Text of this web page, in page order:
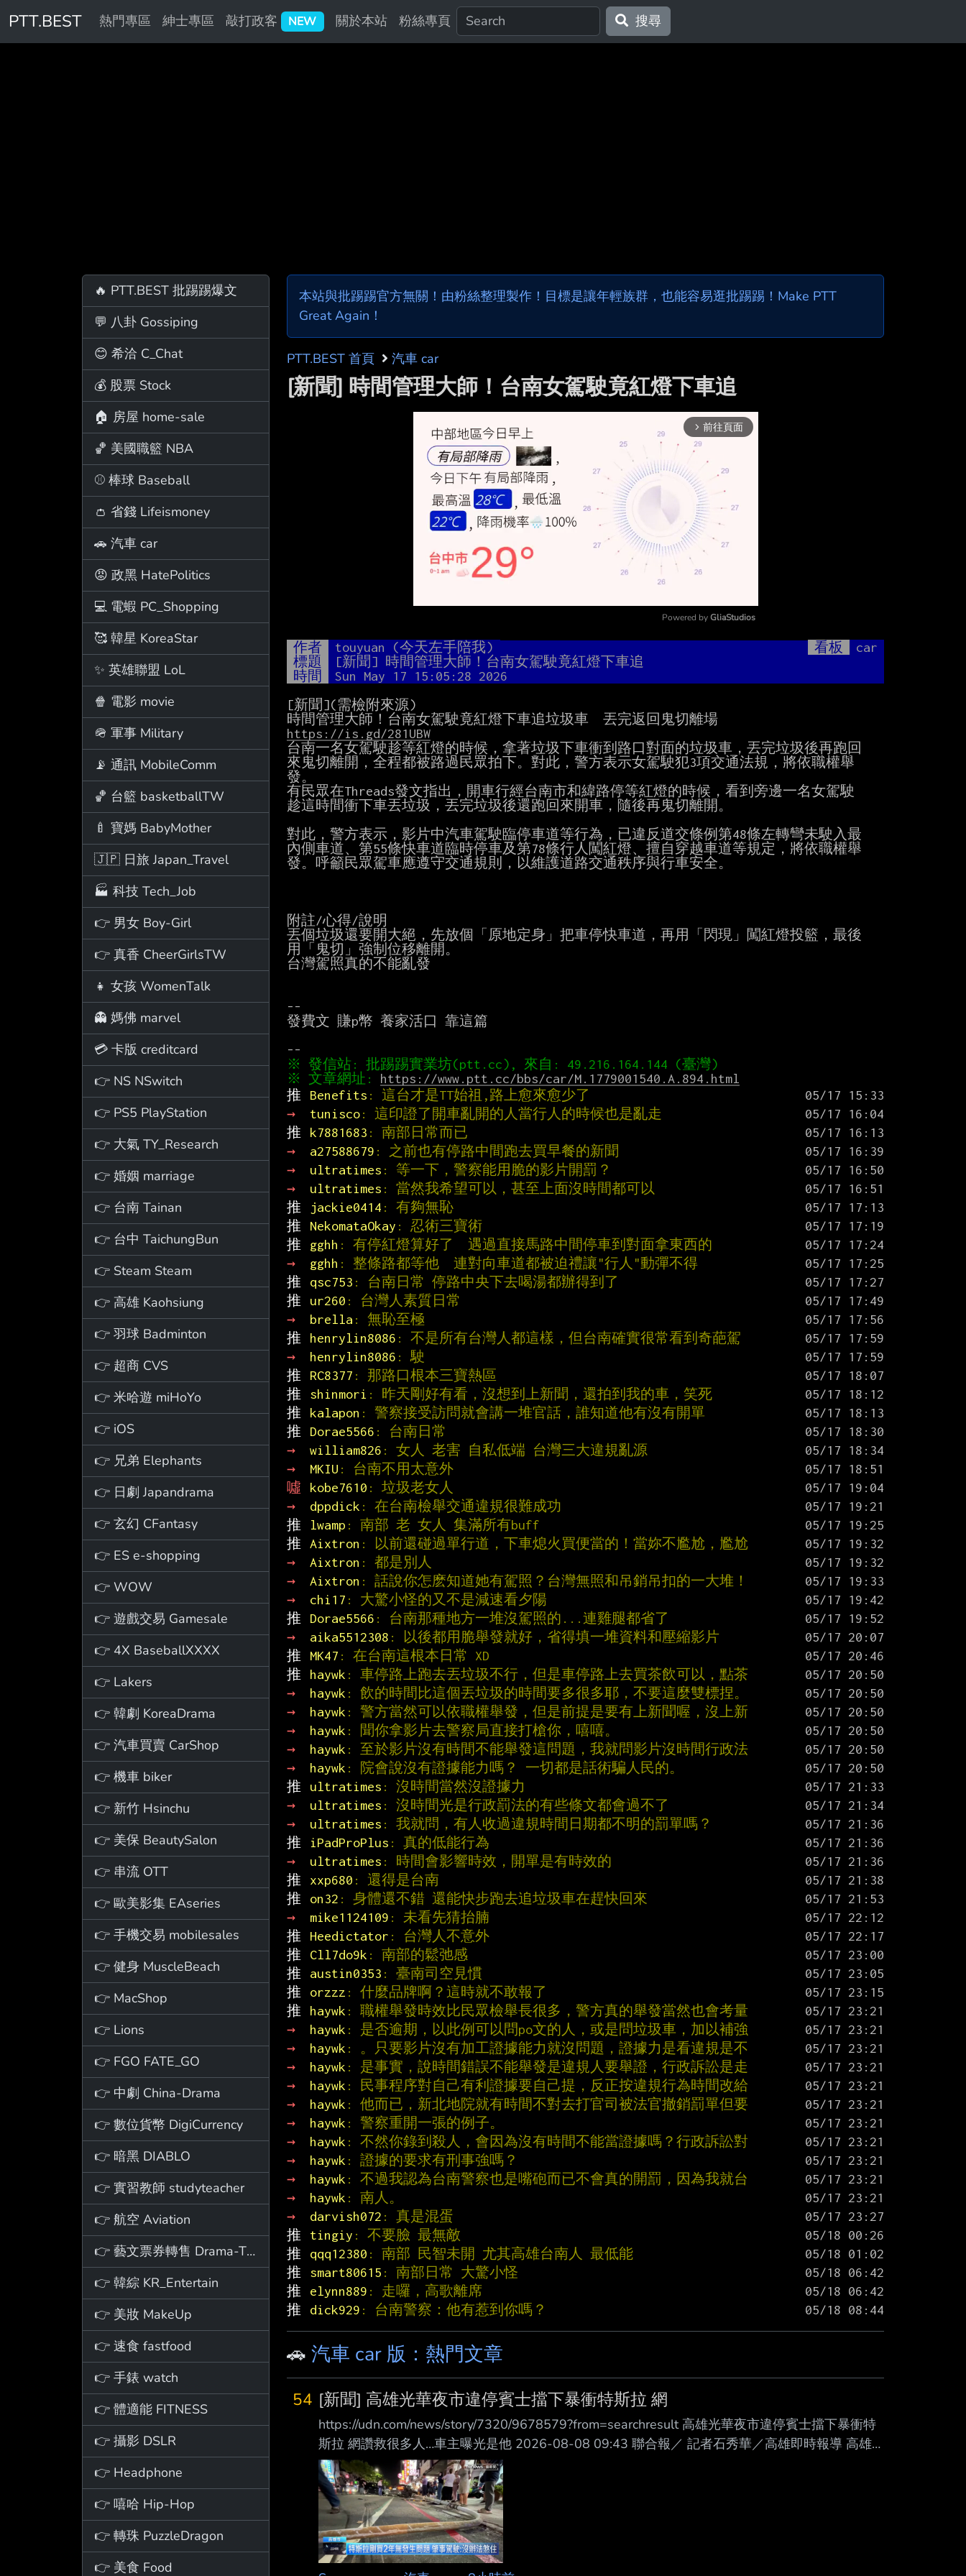
PTT.BEST 熱門專區 紳士專區 敲打政客 NEW 關於本站 粉絲專頁 搜尋
🔥 PTT.BEST 批踢踢爆文
💬 八卦 Gossiping
😊 希洽 C_Chat
💰 股票 Stock
🏠 房屋 home-sale
🏀 美國職籃 NBA
⚾ 棒球 Baseball
👛 省錢 Lifeismoney
🚗 汽車 car
😡 政黑 HatePolitics
💻 電蝦 PC_Shopping
🥰 韓星 KoreaStar
✨ 英雄聯盟 LoL
🍿 電影 movie
🪖 軍事 Military
📡 通訊 MobileComm
🏀 台籃 basketballTW
🍼 寶媽 BabyMother
🇯🇵 日旅 Japan_Travel
🏭 科技 Tech_Job
👉 男女 Boy-Girl
👉 真香 CheerGirlsTW
👧 女孩 WomenTalk
👻 媽佛 marvel
💳 卡版 creditcard
👉 NS NSwitch
👉 PS5 PlayStation
👉 大氣 TY_Research
👉 婚姻 marriage
👉 台南 Tainan
👉 台中 TaichungBun
👉 Steam Steam
👉 高雄 Kaohsiung
👉 羽球 Badminton
👉 超商 CVS
👉 米哈遊 miHoYo
👉 iOS
👉 兄弟 Elephants
👉 日劇 Japandrama
👉 玄幻 CFantasy
👉 ES e-shopping
👉 WOW
👉 遊戲交易 Gamesale
👉 4X BaseballXXXX
👉 Lakers
👉 韓劇 KoreaDrama
👉 汽車買賣 CarShop
👉 機車 biker
👉 新竹 Hsinchu
👉 美保 BeautySalon
👉 串流 OTT
👉 歐美影集 EAseries
👉 手機交易 mobilesales
👉 健身 MuscleBeach
👉 MacShop
👉 Lions
👉 FGO FATE_GO
👉 中劇 China-Drama
👉 數位貨幣 DigiCurrency
👉 暗黑 DIABLO
👉 實習教師 studyteacher
👉 航空 Aviation
👉 藝文票券轉售 Drama-Ticket
👉 韓綜 KR_Entertain
👉 美妝 MakeUp
👉 速食 fastfood
👉 手錶 watch
👉 體適能 FITNESS
👉 攝影 DSLR
👉 Headphone
👉 嘻哈 Hip-Hop
👉 轉珠 PuzzleDragon
👉 美食 Food
本站與批踢踢官方無關！由粉絲整理製作！目標是讓年輕族群，也能容易逛批踢踢！Make PTT
Great Again！
PTT.BEST 首頁 汽車 car
[新聞] 時間管理大師！台南女駕駛竟紅燈下車追
arrow_forward_ios 前往頁面
Powered by GliaStudios
作者 touyuan (今天左手陪我) 看板
car
標題
[新聞] 時間管理大師！台南女駕駛竟紅燈下車追
時間
Sun May 17 15:05:28 2026
[新聞](需檢附來源)
https://is.gd/281UBW
台南一名女駕駛趁等紅燈的時候，拿著垃圾下車衝到路口對面的垃圾車，丟完垃圾後再跑回
來鬼切離開，全程都被路過民眾拍下。對此，警方表示女駕駛犯3項交通法規，將依職權舉
發。
有民眾在Threads發文指出，開車行經台南市和緯路停等紅燈的時候，看到旁邊一名女駕駛
趁這時間衝下車丟垃圾，丟完垃圾後還跑回來開車，隨後再鬼切離開。
對此，警方表示，影片中汽車駕駛臨停車道等行為，已違反道交條例第48條左轉彎未駛入最
內側車道、第55條快車道臨時停車及第78條行人闖紅燈、擅自穿越車道等規定，將依職權舉
發。呼籲民眾駕車應遵守交通規則，以維護道路交通秩序與行車安全。
附註/心得/說明
丟個垃圾還要開大絕，先放個「原地定身」把車停快車道，再用「閃現」闖紅燈投籃，最後
用「鬼切」強制位移離開。
台灣駕照真的不能亂發
--
發費文 賺p幣 養家活口 靠這篇
※ 文章網址: https://www.ptt.cc/bbs/car/M.1779001540.A.894.html
推
Benefits : 這台才是TT始祖,路上愈來愈少了
→
tunisco: 這印證了開車亂開的人當行人的時候也是亂走
推
k7881683 : 南部日常而已
→
a27588679 : 之前也有停路中間跑去買早餐的新聞
→
ultratimes : 等一下，警察能用脆的影片開罰？
→
ultratimes : 當然我希望可以，甚至上面沒時間都可以
推
jackie0414 : 有夠無恥
推
NekomataOkay : 忍術三寶術
推
gghh : 有停紅燈算好了  遇過直接馬路中間停車到對面拿東西的
→
gghh : 整條路都等他  連對向車道都被迫禮讓"行人"動彈不得
推
qsc753 : 台南日常 停路中央下去喝湯都辦得到了
推
ur260 : 台灣人素質日常
→
brella : 無恥至極
推
henrylin8086 : 不是所有台灣人都這樣，但台南確實很常看到奇葩駕
→
henrylin8086 : 駛
推
RC8377 : 那路口根本三寶熱區
推
shinmori : 昨天剛好有看，沒想到上新聞，還拍到我的車，笑死
推
kalapon : 警察接受訪問就會講一堆官話，誰知道他有沒有開單
推
Dorae5566 : 台南日常
→
william826 : 女人 老害 自私低端 台灣三大違規亂源
→
MKIU : 台南不用太意外
噓
kobe7610 : 垃圾老女人
→
dppdick : 在台南檢舉交通違規很難成功
推
lwamp : 南部 老 女人 集滿所有buff
推 Aixtron : 以前還碰過單行道，下車熄火買便當的！當妳不尷尬，尷尬
→
Aixtron : 都是別人
→
Aixtron : 話說你怎麽知道她有駕照？台灣無照和吊銷吊扣的一大堆！
→
chi17 : 大驚小怪的又不是減速看夕陽
推
Dorae5566 : 台南那種地方一堆沒駕照的...連雞腿都省了
→
aika5512308 : 以後都用脆舉發就好，省得填一堆資料和壓縮影片
推
MK47 : 在台南這根本日常 XD
推
haywk : 車停路上跑去丟垃圾不行，但是車停路上去買茶飲可以，點茶
→
haywk : 飲的時間比這個丟垃圾的時間要多很多耶，不要這麼雙標捏。
→
haywk : 警方當然可以依職權舉發，但是前提是要有上新聞喔，沒上新
→
haywk : 聞你拿影片去警察局直接打槍你，嘻嘻。
→
haywk : 至於影片沒有時間不能舉發這問題，我就問影片沒時間行政法
→
haywk : 院會說沒有證據能力嗎？ 一切都是話術騙人民的。
推
ultratimes : 沒時間當然沒證據力
→
ultratimes : 沒時間光是行政罰法的有些條文都會過不了
→
ultratimes : 我就問，有人收過違規時間日期都不明的罰單嗎？
推
iPadProPlus : 真的低能行為
→
ultratimes : 時間會影響時效，開單是有時效的
推
xxp680 : 還得是台南
推
on32 : 身體還不錯 還能快步跑去追垃圾車在趕快回來
→
mike1124109 : 未看先猜抬腩
推
Heedictator : 台灣人不意外
推
Cll7do9k : 南部的鬆弛感
推
austin0353 : 臺南司空見慣
推
orzzz : 什麼品牌啊？這時就不敢報了
推
haywk : 職權舉發時效比民眾檢舉長很多，警方真的舉發當然也會考量
→
haywk : 是否逾期，以此例可以問po文的人，或是問垃圾車，加以補強
→
haywk : 。只要影片沒有加工證據能力就沒問題，證據力是看違規是不
→
haywk : 是事實，說時間錯誤不能舉發是違規人要舉證，行政訴訟是走
→
haywk : 民事程序對自己有利證據要自己提，反正按違規行為時間改給
→
haywk : 他而已，新北地院就有時間不對去打官司被法官撤銷罰單但要
→
haywk : 警察重開一張的例子。
→
haywk : 不然你錄到殺人，會因為沒有時間不能當證據嗎？行政訴訟對
→
haywk : 證據的要求有刑事強嗎？
→
haywk : 不過我認為台南警察也是嘴砲而已不會真的開罰，因為我就台
→
haywk : 南人。
→
darvish072 : 真是混蛋
推
tingiy : 不要臉 最無敵
推
qqq12380 : 南部 民智未開 尤其高雄台南人 最低能
推
smart80615 : 南部日常 大驚小怪
推
elynn889 : 走囉，高歌離席
推
dick929 : 台南警察：他有惹到你嗎？
🚗 汽車 car 版：熱門文章
54 [新聞] 高雄光華夜市違停賓士擋下暴衝特斯拉 網
https://udn.com/news/story/7320/9678579?from=searchresult 高雄光華夜市違停賓士擋下暴衝特
斯拉 網讚救很多人…車主曝光是他 2026-08-08 09:43 聯合報／ 記者石秀華／高雄即時報導 高雄
市郭姓男子昨晚7時許駕特斯拉在高雄市光華夜市附近，疑機械故障暴衝，連環撞路 邊變電箱，再
衝撞13輛汽機車和單車，釀3傷及600戶停電；其中一輛違停賓士擋住暴衝特 斯拉，網讚「救了很
多人」，據了解，該名車主是嘉義市著名甜甜圈老闆，事後霸氣回「 車可再買，人沒